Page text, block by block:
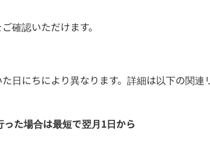
確認いただけます。
日にちにより異なります。詳細は以下の関連
た場合は最短で翌月1日から